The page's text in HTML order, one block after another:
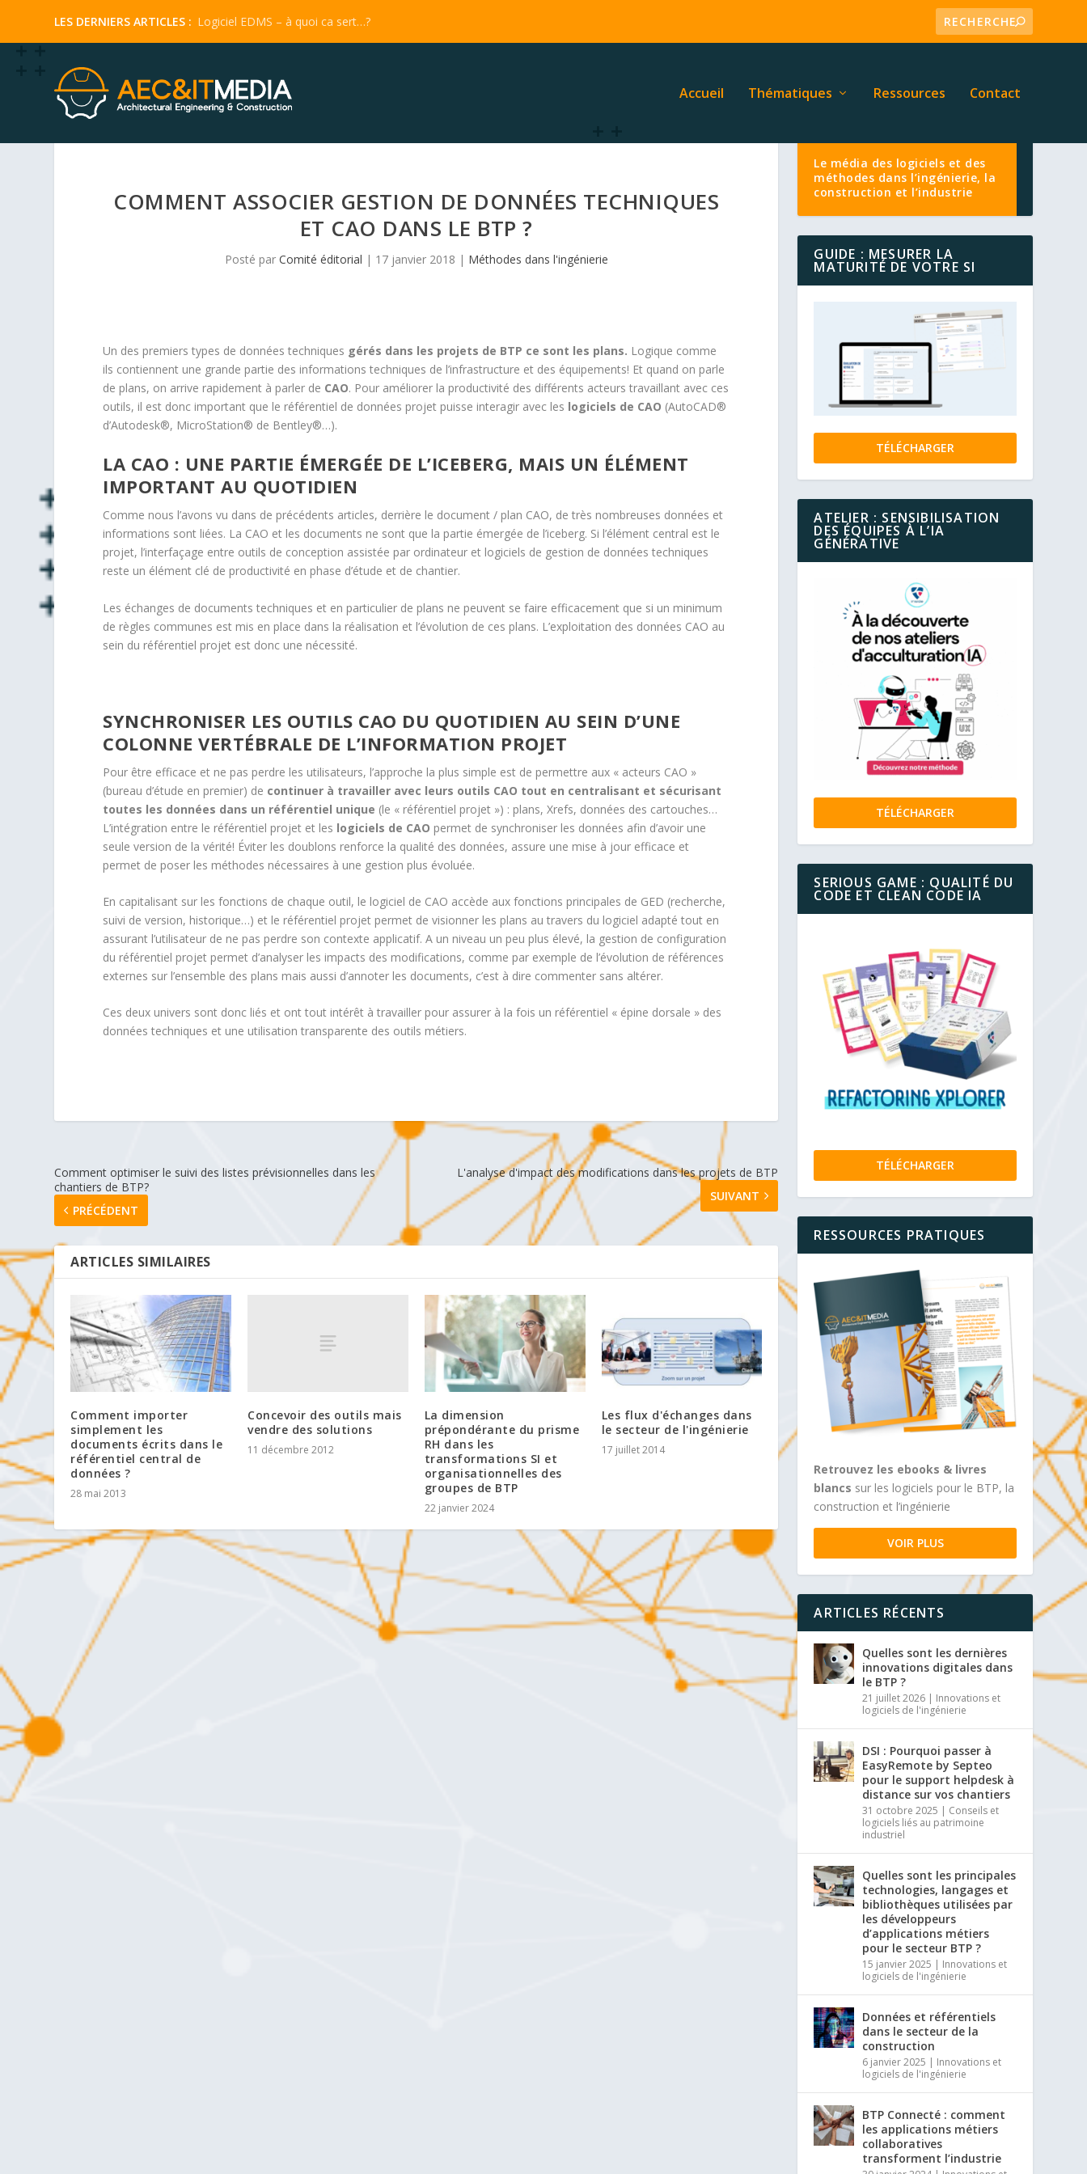
Logiciel EDMS – à quoi ca sert…?
Accueil Thématiques Ressources Contact
COMMENT ASSOCIER GESTION DE DONNÉES TECHNIQUES
ET CAO DANS LE BTP ?
Posté par Comité éditorial | 17 janvier 2018 | Méthodes dans l'ingénierie
Un des premiers types de données techniques gérés dans les projets de BTP ce sont les plans. Logique comme
ils contiennent une grande partie des informations techniques de l’infrastructure et des équipements! Et quand on parle
de plans, on arrive rapidement à parler de CAO. Pour améliorer la productivité des différents acteurs travaillant avec ces
outils, il est donc important que le référentiel de données projet puisse interagir avec les logiciels de CAO (AutoCAD®
d’Autodesk®, MicroStation® de Bentley®…).
LA CAO : UNE PARTIE ÉMERGÉE DE L’ICEBERG, MAIS UN ÉLÉMENT
IMPORTANT AU QUOTIDIEN
Comme nous l’avons vu dans de précédents articles, derrière le document / plan CAO, de très nombreuses données et
informations sont liées. La CAO et les documents ne sont que la partie émergée de l’iceberg. Si l’élément central est le
projet, l’interfaçage entre outils de conception assistée par ordinateur et logiciels de gestion de données techniques
reste un élément clé de productivité en phase d’étude et de chantier.
Les échanges de documents techniques et en particulier de plans ne peuvent se faire efficacement que si un minimum
de règles communes est mis en place dans la réalisation et l’évolution de ces plans. L’exploitation des données CAO au
sein du référentiel projet est donc une nécessité.
SYNCHRONISER LES OUTILS CAO DU QUOTIDIEN AU SEIN D’UNE
COLONNE VERTÉBRALE DE L’INFORMATION PROJET
Pour être efficace et ne pas perdre les utilisateurs, l’approche la plus simple est de permettre aux « acteurs CAO »
(bureau d’étude en premier) de continuer à travailler avec leurs outils CAO tout en centralisant et sécurisant
toutes les données dans un référentiel unique (le « référentiel projet ») : plans, Xrefs, données des cartouches…
L’intégration entre le référentiel projet et les logiciels de CAO permet de synchroniser les données afin d’avoir une
seule version de la vérité! Éviter les doublons renforce la qualité des données, assure une mise à jour efficace et
permet de poser les méthodes nécessaires à une gestion plus évoluée.
En capitalisant sur les fonctions de chaque outil, le logiciel de CAO accède aux fonctions principales de GED (recherche,
suivi de version, historique…) et le référentiel projet permet de visionner les plans au travers du logiciel adapté tout en
assurant l’utilisateur de ne pas perdre son contexte applicatif. A un niveau un peu plus élevé, la gestion de configuration
du référentiel projet permet d’analyser les impacts des modifications, comme par exemple de l’évolution de références
externes sur l’ensemble des plans mais aussi d’annoter les documents, c’est à dire commenter sans altérer.
Ces deux univers sont donc liés et ont tout intérêt à travailler pour assurer à la fois un référentiel « épine dorsale » des
données techniques et une utilisation transparente des outils métiers.
Comment optimiser le suivi des listes prévisionnelles dans les
chantiers de BTP?
PRÉCÉDENT
L'analyse d'impact des modifications dans les projets de BTP
SUIVANT
ARTICLES SIMILAIRES
Comment importer
simplement les
documents écrits dans le
référentiel central de
données ?
28 mai 2013
Concevoir des outils mais
vendre des solutions
11 décembre 2012
La dimension
prépondérante du prisme
RH dans les
transformations SI et
organisationnelles des
groupes de BTP
22 janvier 2024
Les flux d'échanges dans
le secteur de l'ingénierie
17 juillet 2014
Le média des logiciels et des
méthodes dans l’ingénierie, la
construction et l’industrie
GUIDE : MESURER LA
MATURITÉ DE VOTRE SI
TÉLÉCHARGER
ATELIER : SENSIBILISATION
DES ÉQUIPES À L’IA
GÉNÉRATIVE
TÉLÉCHARGER
SERIOUS GAME : QUALITÉ DU
CODE ET CLEAN CODE IA
TÉLÉCHARGER
RESSOURCES PRATIQUES
Retrouvez les ebooks & livres
blancs sur les logiciels pour le BTP, la
construction et l’ingénierie
VOIR PLUS
ARTICLES RÉCENTS
Quelles sont les dernières
innovations digitales dans
le BTP ?
21 juillet 2026 | Innovations et
logiciels de l'ingénierie
DSI : Pourquoi passer à
EasyRemote by Septeo
pour le support helpdesk à
distance sur vos chantiers
31 octobre 2025 | Conseils et
logiciels liés au patrimoine
industriel
Quelles sont les principales
technologies, langages et
bibliothèques utilisées par
les développeurs
d’applications métiers
pour le secteur BTP ?
15 janvier 2025 | Innovations et
logiciels de l'ingénierie
Données et référentiels
dans le secteur de la
construction
6 janvier 2025 | Innovations et
logiciels de l'ingénierie
BTP Connecté : comment
les applications métiers
collaboratives
transforment l’industrie